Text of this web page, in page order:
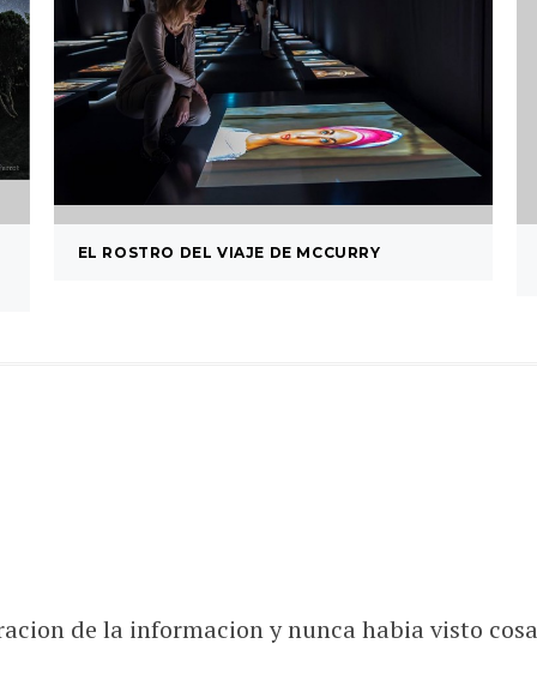
EL ROSTRO DEL VIAJE DE MCCURRY
de la informacion y nunca habia visto